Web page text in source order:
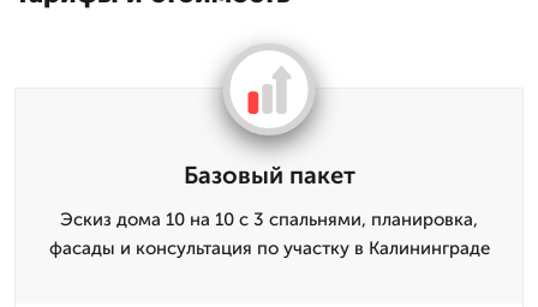
Базовый пакет
Эскиз дома 10 на 10 с 3 спальнями, планировка,
фасады и консультация по участку в Калининграде